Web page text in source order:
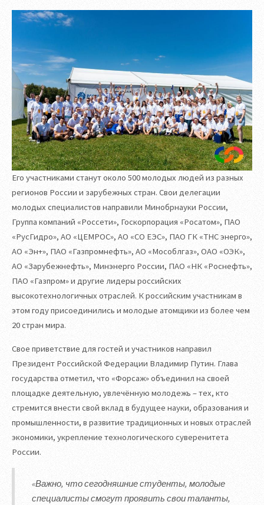
Его участниками станут около 500 молодых людей из разных
регионов России и зарубежных стран. Свои делегации
молодых специалистов направили Минобрнауки России,
Группа компаний «Россети», Госкорпорация «Росатом», ПАО
«РусГидро», АО «ЦЕМРОС», АО «СО ЕЭС», ПАО ГК «ТНС энерго»,
АО «Эн+», ПАО «Газпромнефть», АО «Мособлгаз», ОАО «ОЭК»,
АО «Зарубежнефть», Минэнерго России, ПАО «НК «Роснефть»,
ПАО «Газпром» и другие лидеры российских
высокотехнологичных отраслей. К российским участникам в
этом году присоединились и молодые атомщики из более чем
20 стран мира.
Свое приветствие для гостей и участников направил
Президент Российской Федерации Владимир Путин. Глава
государства отметил, что «Форсаж» объединил на своей
площадке деятельную, увлечённую молодежь – тех, кто
стремится внести свой вклад в будущее науки, образования и
промышленности, в развитие традиционных и новых отраслей
экономики, укрепление технологического суверенитета
России.
«Важно, что сегодняшние студенты, молодые
специалисты смогут проявить свои таланты,